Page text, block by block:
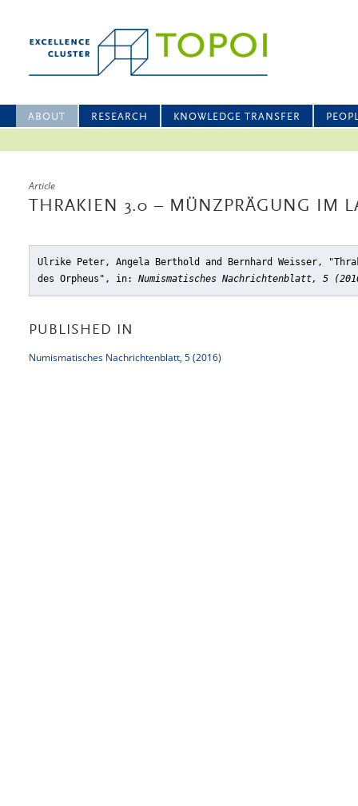
ABOUT RESEARCH KNOWLEDGE TRANSFER
Article
THRAKIEN 3.0 – MÜNZPRÄGUNG IM
Ulrike Peter, Angela Berthold and Bernhard Weisser,
des Orpheus" , in: Numismatisches Nachrichtenblatt, 5
PUBLISHED IN
Numismatisches Nachrichtenblatt, 5 (2016)